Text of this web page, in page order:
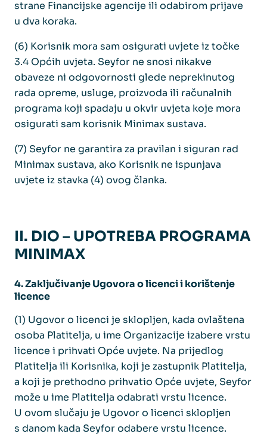
strane Financijske agencije ili odabirom prijave
u dva koraka.
(6) Korisnik mora sam osigurati uvjete iz točke
3.4 Općih uvjeta. Seyfor ne snosi nikakve
obaveze ni odgovornosti glede neprekinutog
rada opreme, usluge, proizvoda ili računalnih
programa koji spadaju u okvir uvjeta koje mora
osigurati sam korisnik Minimax sustava.
(7) Seyfor ne garantira za pravilan i siguran rad
Minimax sustava, ako Korisnik ne ispunjava
uvjete iz stavka (4) ovog članka.
II. DIO – UPOTREBA PROGRAMA
MINIMAX
4. Zaključivanje Ugovora o licenci i korištenje
licence
(1) Ugovor o licenci je sklopljen, kada ovlaštena
osoba Platitelja, u ime Organizacije izabere vrstu
licence i prihvati Opće uvjete. Na prijedlog
Platitelja ili Korisnika, koji je zastupnik Platitelja,
a koji je prethodno prihvatio Opće uvjete, Seyfor
može u ime Platitelja odabrati vrstu licence.
U ovom slučaju je Ugovor o licenci sklopljen
s danom kada Seyfor odabere vrstu licence.